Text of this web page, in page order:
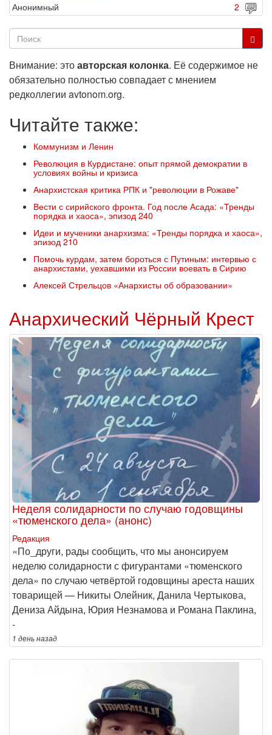
Анонимный 2
Форма
поиска
Внимание: этоавторская колонка. Её содержимое не
обязательно полностью совпадает с мнением
редколлегии avtonom.org.
Читайте также:
Коммунизм и Ленин
Революция в Курдистане: опыт прямой демократии в
условиях войны и кризиса
Анархистская критика РПК и "революции в Рожаве"
Вести с сирийского фронта. Год после Асада: «Тренды
порядка и хаоса», эпизод 240
Идеи и мученики анархизма: «Тренды порядка и хаоса»,
эпизод 210
Помочь курдам, затем бороться с Путиным: интервью с
анархистами, уехавшими из России воевать в Сирию
Алексей Стрельцов «Анархисты об образовании»
Анархический Чёрный Крест
Неделя солидарности по случаю годовщины
«тюменского дела» (анонс)
Редакция
​«По_други, рады сообщить, что мы анонсируем
неделю солидарности с фигурантами «тюменского
дела» по случаю четвёртой годовщины ареста наших
товарищей — Никиты Олейник, Данила Чертыкова,
Дениза Айдына, Юрия Незнамова и Романа Паклина,
-
1 деньназад